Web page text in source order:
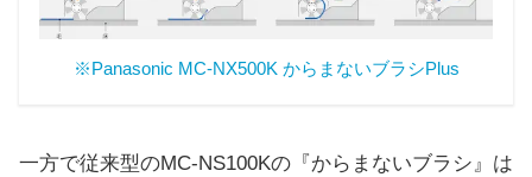
※Panasonic MC-NX500K からまないブラシPlus
一方で従来型のMC-NS100Kの『からまないブラシ』は